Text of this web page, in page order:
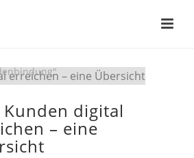
digital
– eine